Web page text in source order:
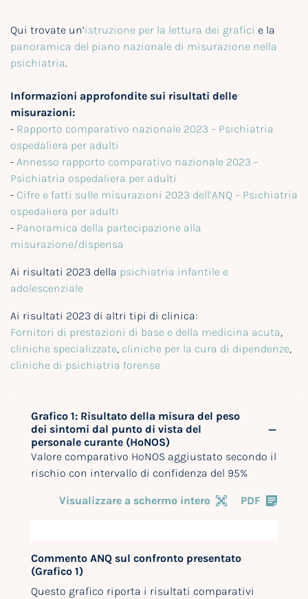
Qui trovate un’istruzione per la lettura dei grafici e la
panoramica del piano nazionale di misurazione nella
psichiatria.
Informazioni approfondite sui risultati delle
misurazioni:
- Rapporto comparativo nazionale 2023 – Psichiatria
ospedaliera per adulti
- Annesso rapporto comparativo nazionale 2023 –
Psichiatria ospedaliera per adulti
- Cifre e fatti sulle misurazioni 2023 dell’ANQ – Psichiatria
ospedaliera per adulti
- Panoramica della partecipazione alla
misurazione/dispensa
Ai risultati 2023 della psichiatria infantile e
adolescenziale
Ai risultati 2023 di altri tipi di clinica:
Fornitori di prestazioni di base e della medicina acuta,
cliniche specializzate, cliniche per la cura di dipendenze,
cliniche di psichiatria forense
Grafico 1: Risultato della misura del peso
dei sintomi dal punto di vista del
personale curante (HoNOS)
Valore comparativo HoNOS aggiustato secondo il
rischio con intervallo di confidenza del 95%
Visualizzare a schermo intero PDF
Commento ANQ sul confronto presentato
(Grafico 1)
Questo grafico riporta i risultati comparativi